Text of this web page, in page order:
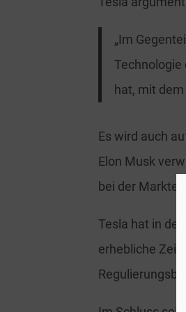
„Im
hat, mit
Es wird auch
Elon Musk
bei der
Tesla hat in
erhebliche